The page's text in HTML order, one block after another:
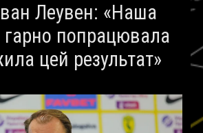
ван Леувен: «Наша
попрацювала
цей результат»